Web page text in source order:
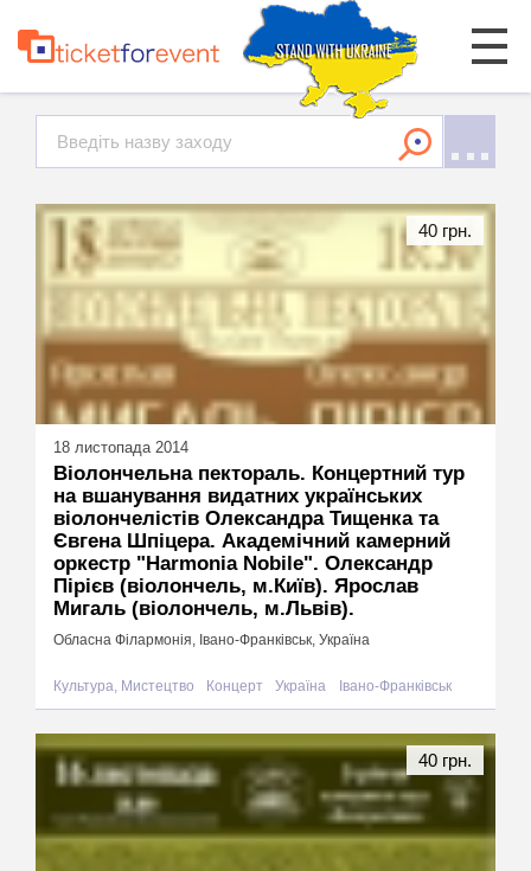
18 листопада 2014
Віолончельна пектораль. Концертний тур
на вшанування видатних українських
віолончелістів Олександра Тищенка та
Євгена Шпіцера. Академічний камерний
оркестр "Harmonia Nobile". Олександр
Пірієв (віолончель, м.Київ). Ярослав
Мигаль (віолончель, м.Львів).
Обласна Філармонія, Івано-Франківськ, Україна
Культура, Мистецтво Концерт Україна Івано-Франківськ
40 грн.
40 грн.